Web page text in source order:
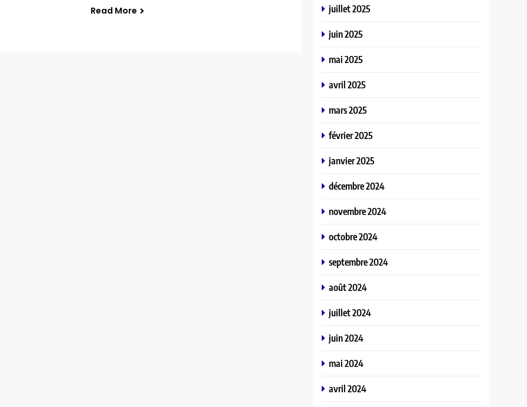
Read More juillet 2025
juin 2025
mai 2025
avril 2025
mars 2025
février 2025
janvier 2025
décembre 2024
novembre 2024
octobre 2024
septembre 2024
août 2024
juillet 2024
juin 2024
mai 2024
avril 2024